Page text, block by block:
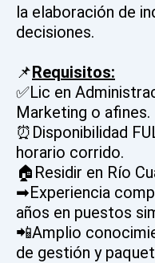
la elaboración de
decisiones.
📌Requisitos:
✅Lic en
Marketing o afines.
⏰Disponibilidad
horario corrido.
🏠Residir en Río
➡Experiencia
años en puestos
📲Amplio
de gestión y